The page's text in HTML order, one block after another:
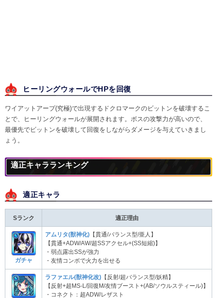
ヒーリングウォールでHPを回復
ワイアットアープ(究極)で出現するドクロマークのビットンを破壊するこ
とで、ヒーリングウォールが展開されます。ボスの攻撃力が高いので、
最優先でビットンを破壊して回復をしながらダメージを与えていきまし
ょう。
適正キャラランキング
適正キャラ
Sランク 適正理由
ガチャ
アムリタ(獣神化) 【貫通/バランス型/亜人】
【貫通+ADW/AW/超SSアクセル+(SS短縮)】
・弱点露出SSが強力
・友情コンボで火力を出せる
ラファエル(獣神化改) 【反射/超バランス型/妖精】
【反射+超MS-L/回復M/友情ブースト+(AB/ソウルスティール)】
・コネクト：超ADW/レザスト